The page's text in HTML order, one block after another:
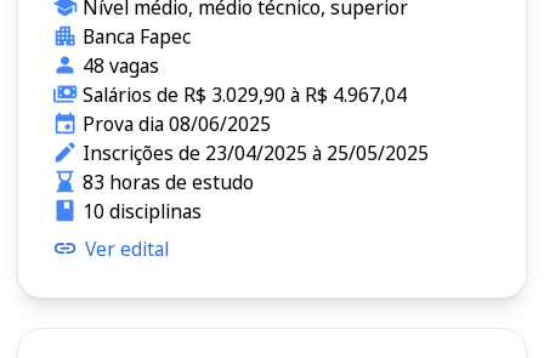
Nível médio, médio técnico, superior
Banca Fapec
48 vagas
Salários de R$ 3.029,90 à R$ 4.967,04
Prova dia 08/06/2025
Inscrições de 23/04/2025 à 25/05/2025
83 horas de estudo
10 disciplinas
Ver edital